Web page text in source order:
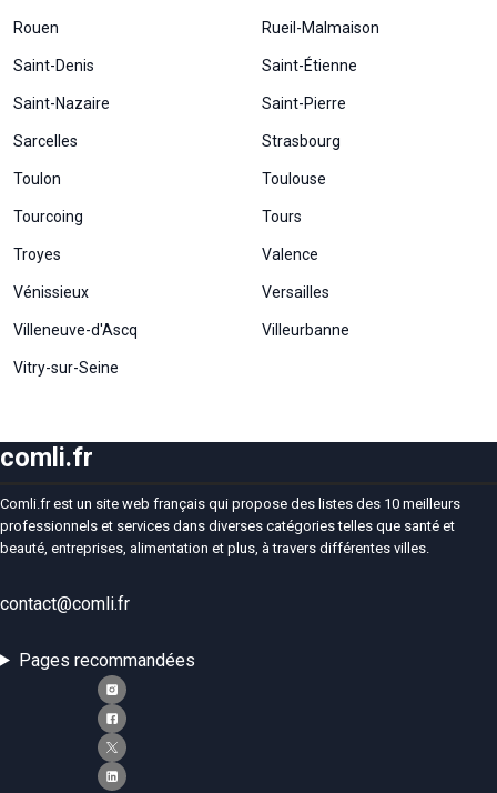
Rouen Rueil-Malmaison
Saint-Denis Saint-Étienne
Saint-Nazaire Saint-Pierre
Sarcelles Strasbourg
Toulon Toulouse
Tourcoing Tours
Troyes Valence
Vénissieux Versailles
Villeneuve-d'Ascq Villeurbanne
Vitry-sur-Seine
comli.fr
Comli.fr est un site web français qui propose des listes des 10 meilleurs
professionnels et services dans diverses catégories telles que santé et
beauté, entreprises, alimentation et plus, à travers différentes villes.
contact@comli.fr
Pages recommandées
dont le site
utilisé.
Experience
site Web
fonctionne
aussi bien que
possible lors
de votre visite.
Si vous
cookies,
fonctionnalités
En partageant
votre intérêt et
votre
lorsque vous
visitez notre
augmentez les
chances de
contenu et des
personnalisés.